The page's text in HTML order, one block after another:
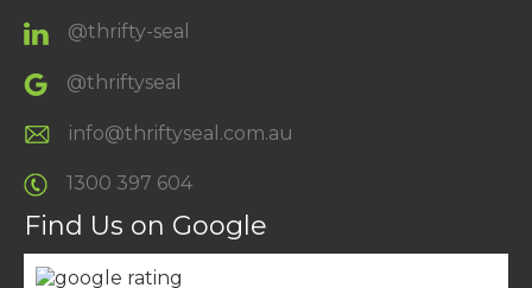
@thrifty-seal
@thriftyseal
info@thriftyseal.com.au
1300 397 604
Find Us on Google